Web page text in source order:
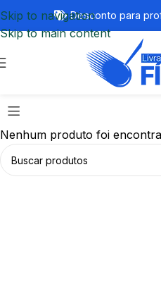
Skip to navigation
Skip to main content
Desconto para
Nenhum produto foi